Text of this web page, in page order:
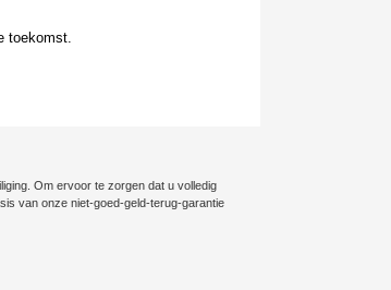
toekomst.
Om ervoor te zorgen dat u volledig
van onze niet-goed-geld-terug-garantie